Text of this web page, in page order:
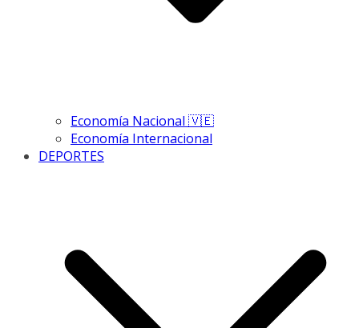
Economía Nacional 🇻🇪
Economía Internacional
DEPORTES